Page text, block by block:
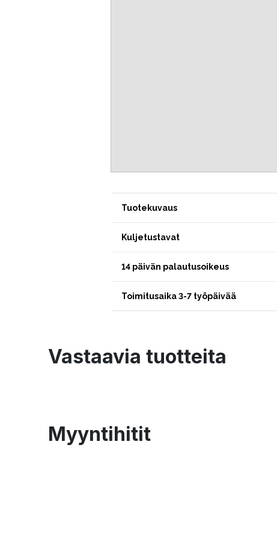
Tuotekuvaus
Kuljetustavat
14 päivän palautusoikeus
Toimitusaika 3-7 työpäivää
Vastaavia tuotteita
Myyntihitit